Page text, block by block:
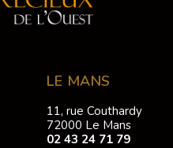
LE MANS
11, rue Couthardy
72000 Le Mans
02 43 24 71 79